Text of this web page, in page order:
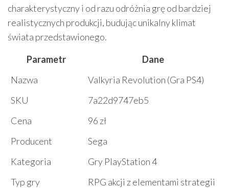
charakterystyczny i od razu odróżnia grę od bardziej
realistycznych produkcji, budując unikalny klimat
świata przedstawionego.
Parametr
Dane
Nazwa
Valkyria Revolution (Gra PS4)
SKU
7a22d9747eb5
Cena
96 zł
Producent
Sega
Kategoria
Gry PlayStation 4
Typ gry
RPG akcji z elementami strategii